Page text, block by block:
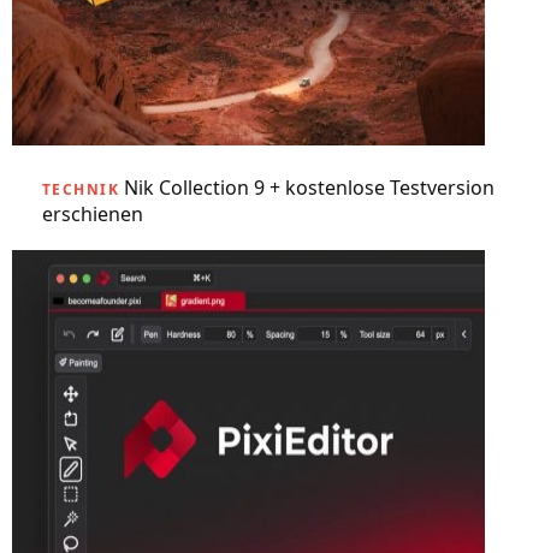
TECHNIK Nik Collection 9 + kostenlose Testversion
erschienen